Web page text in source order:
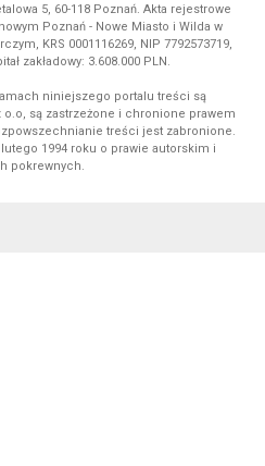
5, 60-118 Poznań. Akta rejestrowe
Poznań - Nowe Miasto i Wilda w
KRS 0001116269, NIP 7792573719,
zakładowy: 3.608.000 PLN.
niniejszego portalu treści są
o.o, są zastrzeżone i chronione prawem
treści jest zabronione.
lutego 1994 roku o prawie autorskim i
pokrewnych.